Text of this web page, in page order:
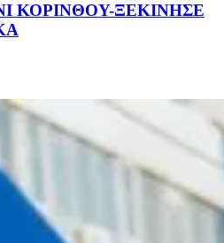
ΚΟΡΙΝΘΟΥ-ΞΕΚΙΝΗΣΕ